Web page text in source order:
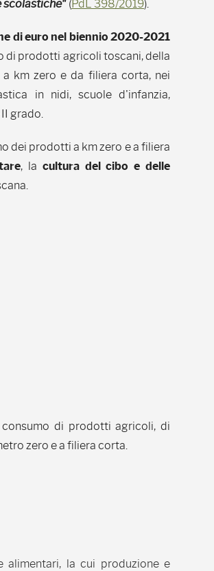
scolastiche" (PdL 398/2019).
di euro nel biennio 2020-2021
di prodotti agricoli toscani, della
km zero e da filiera corta, nei
in nidi, scuole d'infanzia,
grado.
dei prodotti a km zero e a filiera
, la cultura del cibo e delle
di prodotti agricoli, di
zero e a filiera corta.
la cui produzione e